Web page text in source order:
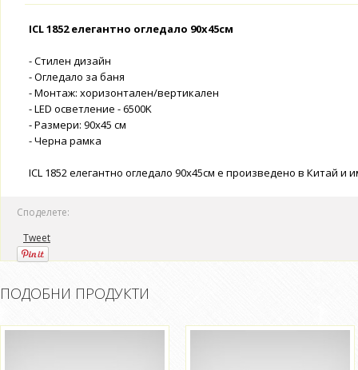
ICL 1852 елегантно огледало 90х45см
- Стилен дизайн
- Огледало за баня
- Монтаж: хоризонтален/вертикален
- LED осветление - 6500K
- Размери: 90х45 см
- Черна рамка
ICL 1852 елегантно огледало 90х45см e произведено в Китай и
Споделете:
Tweet
ПОДОБНИ ПРОДУКТИ